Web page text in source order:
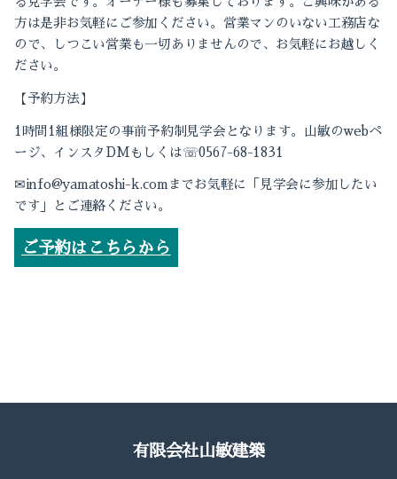
方は是非お気軽にご参加ください。 営業マンのいない工務店な
ので、
しつこい営業も一切ありませんので、 お気軽にお越しく
ださい。
【予約方法】
1 時間 1 組様限定の事前予約制見学会となります。 山敏のwebペ
ージ、インスタ
DM もしくは☏0567-68-1831
✉info@yamatoshi-k.com までお気軽に「見学会に参加したい
です」とご連絡ください。
ご予約はこちらから
有限会社山敏建築